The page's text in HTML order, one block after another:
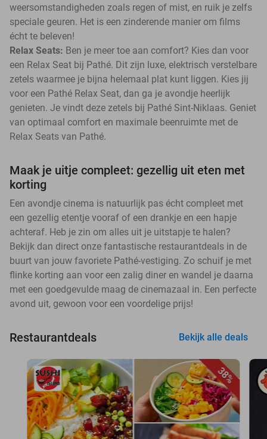
weersomstandigheden zoals regen of mist, en ruik je zelfs
speciale geuren. Het is een zinderende manier om films
écht te beleven!
Relax Seats: Ben je meer toe aan comfort? Kies dan voor
een Relax Seat bij Pathé. Dit zijn luxe, elektrisch verstelbare
zetels waarmee je bijna helemaal plat kunt liggen. Kies jij
voor een Pathé Relax Seat, dan ga je avondje heerlijk
genieten. Je vindt deze zetels bij Pathé Sint-Niklaas. Geniet
van optimaal comfort en maximale beenruimte met de
Relax Seats van Pathé.
Maak je uitje compleet: gezellig uit eten met
korting
Een avondje cinema is natuurlijk pas écht compleet met
een gezellig etentje vooraf of een drankje en een hapje
achteraf. Heb je zin om alles uit je uitstapje te halen?
Bekijk dan direct onze fantastische restaurantdeals in de
buurt van jouw favoriete Pathé-vestiging. Zo schuif je met
flinke korting aan voor een zalig diner en wandel je daarna
met een goedgevulde maag de cinemazaal in. Een perfecte
avond uit, gewoon voor een voordelige prijs!
Restaurantdeals Bekijk alle deals
38%